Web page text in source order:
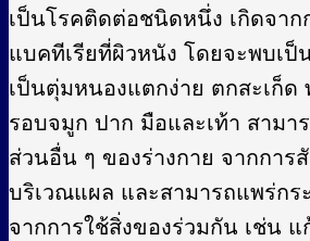
เป็นโรคติดต่อชนิดหนึ่ง เกิดจาก
แบคทีเรียที่ผิวหนัง โดยจะพบเ
เป็นตุ่มหนองแตกง่าย ตกสะเก็
รอบจมูก ปาก มือและเท้า สามา
ส่วนอื่น ๆ ของร่างกาย จากการ
บริเวณแผล และสามารถแพร่กร
จากการใช้สิ่งของร่วมกัน เช่น